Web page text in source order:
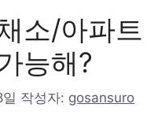
소/아파
능해?
작성자: gosansuro